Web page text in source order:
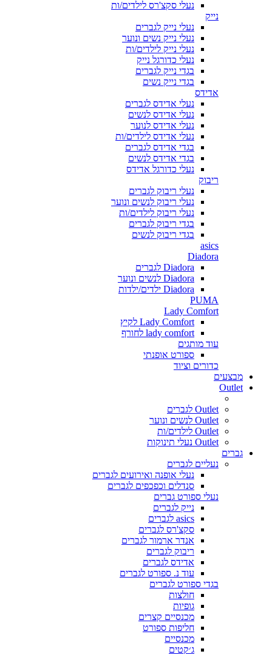
נעלי סקצ'רס לילדים/ות
נייק
נעלי נייק לגברים
נעלי נייק נשים ונוער
נעלי נייק לילדים/ות
נעלי כדורגל נייק
בגדי נייק לגברים
בגדי נייק נשים
אדידס
נעלי אדידס לגברים
נעלי אדידס לנשים
נעלי אדידס לנוער
נעלי אדידס לילדים/ות
בגדי אדידס לגברים
בגדי אדידס לנשים
נעלי כדורגל אדידס
ריבוק
נעלי ריבוק לגברים
נעלי ריבוק לנשים ונוער
נעלי ריבוק לילדים/ות
בגדי ריבוק לגברים
בגדי ריבוק לנשים
asics
Diadora
Diadora לגברים
Diadora לנשים ונוער
Diadora ילדים/ילדות
PUMA
Lady Comfort
Lady Comfort לקיץ
lady comfort לחורף
עוד מותגים
ספורט אופנתי
כדורים וציוד
מבצעים
Outlet
Outlet לגברים
Outlet לנשים ונוער
Outlet לילדים/ות
Outlet נעלי תינוקות
גברים
נעליים לגברים
נעלי אופנה ואירועים לגברים
סנדלים וכפכפים לגברים
נעלי ספורט גברים
נייק לגברים
asics לגברים
סקצ'רס לגברים
אנדר ארמור לגברים
ריבוק לגברים
אדידס לגברים
עוד נ. ספורט לגברים
בגדי ספורט לגברים
חולצות
גופיות
מכנסיים קצרים
חליפות ספורט
מכנסיים
ג׳קטים